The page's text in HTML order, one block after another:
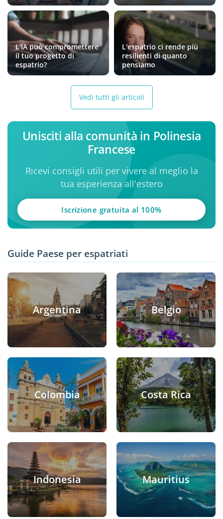
L'IA può compromettere
il tuo progetto di
espatrio?
L'espatrio ci rende più
resilienti di quanto
pensiamo
Vedi tutti gli articoli
Unisciti alla comunità in Polinesia
Francese
Ricevi consigli utili per vivere al meglio la
tua esperienza all'estero
Iscrizione gratuita al 100%
Guide Paese per espatriati
Argentina Belgio
Colombia Costa Rica
Indonesia Mauritius